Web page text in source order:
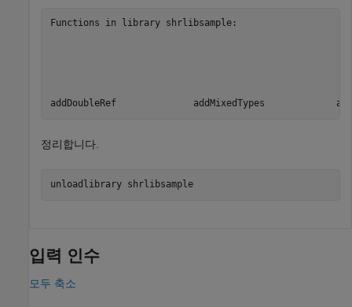
Functions in library shrlibsample:
정리합니다.
unloadlibrary shrlibsample
입력 인수
모두 축소